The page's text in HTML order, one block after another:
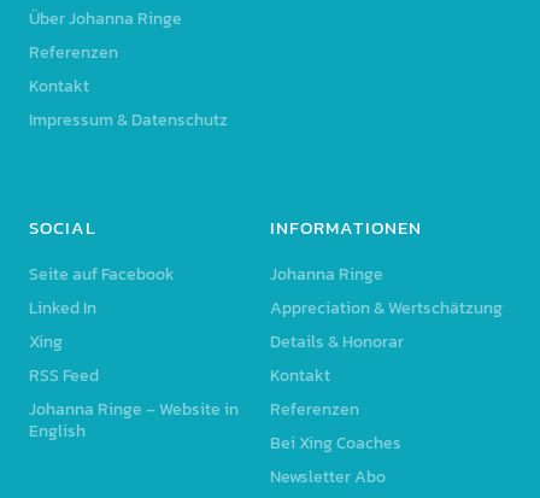
Über Johanna Ringe
Referenzen
Kontakt
Impressum & Datenschutz
SOCIAL
Seite auf Facebook
Linked In
Xing
RSS Feed
Johanna Ringe – Website in
English
INFORMATIONEN
Johanna Ringe
Appreciation & Wertschätzung
Details & Honorar
Kontakt
Referenzen
Bei Xing Coaches
Newsletter Abo